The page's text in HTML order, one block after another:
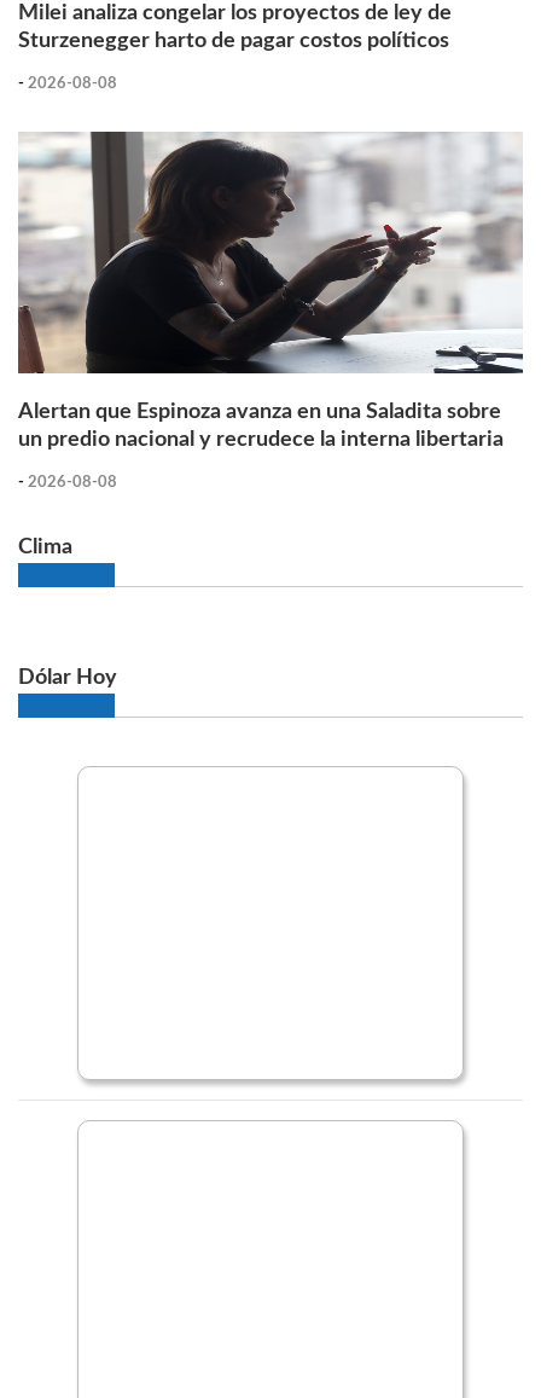
Milei analiza congelar los proyectos de ley de
Sturzenegger harto de pagar costos políticos
- 2026-08-08
Alertan que Espinoza avanza en una Saladita sobre
un predio nacional y recrudece la interna libertaria
- 2026-08-08
Clima
Dólar Hoy